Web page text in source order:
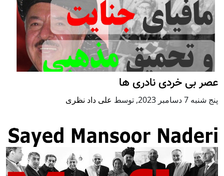
عصر بی خردی نادری ها
پنج شنبه 7 دسامبر 2023 , توسط علی‌ داد نظری